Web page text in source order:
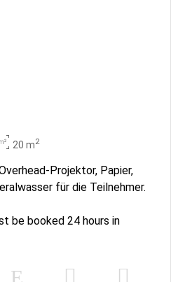
20 m2
Projektor, Papier,
für die Teilnehmer.
be booked 24 hours in